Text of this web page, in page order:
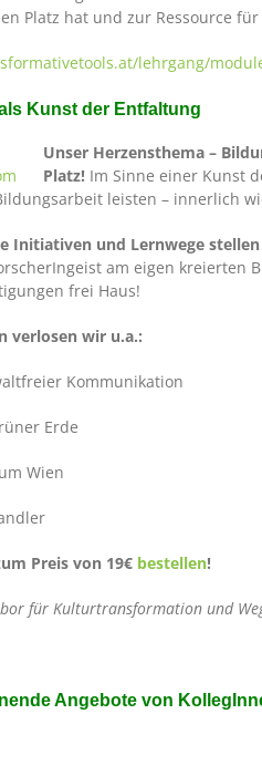
Platz hat und zur Ressource
lehrgang/
Kunst der Entfaltung
Unser Herzensthema –
Platz! Im Sinne einer Kunst
leisten – innerlich
Initiativen und Lernwege
am eigen kreierten
frei Haus!
verlosen wir u.a.:
Kommunikation
Erde
Wien
Preis von 19€ bestellen!
für Kulturtransformation und
Angebote von